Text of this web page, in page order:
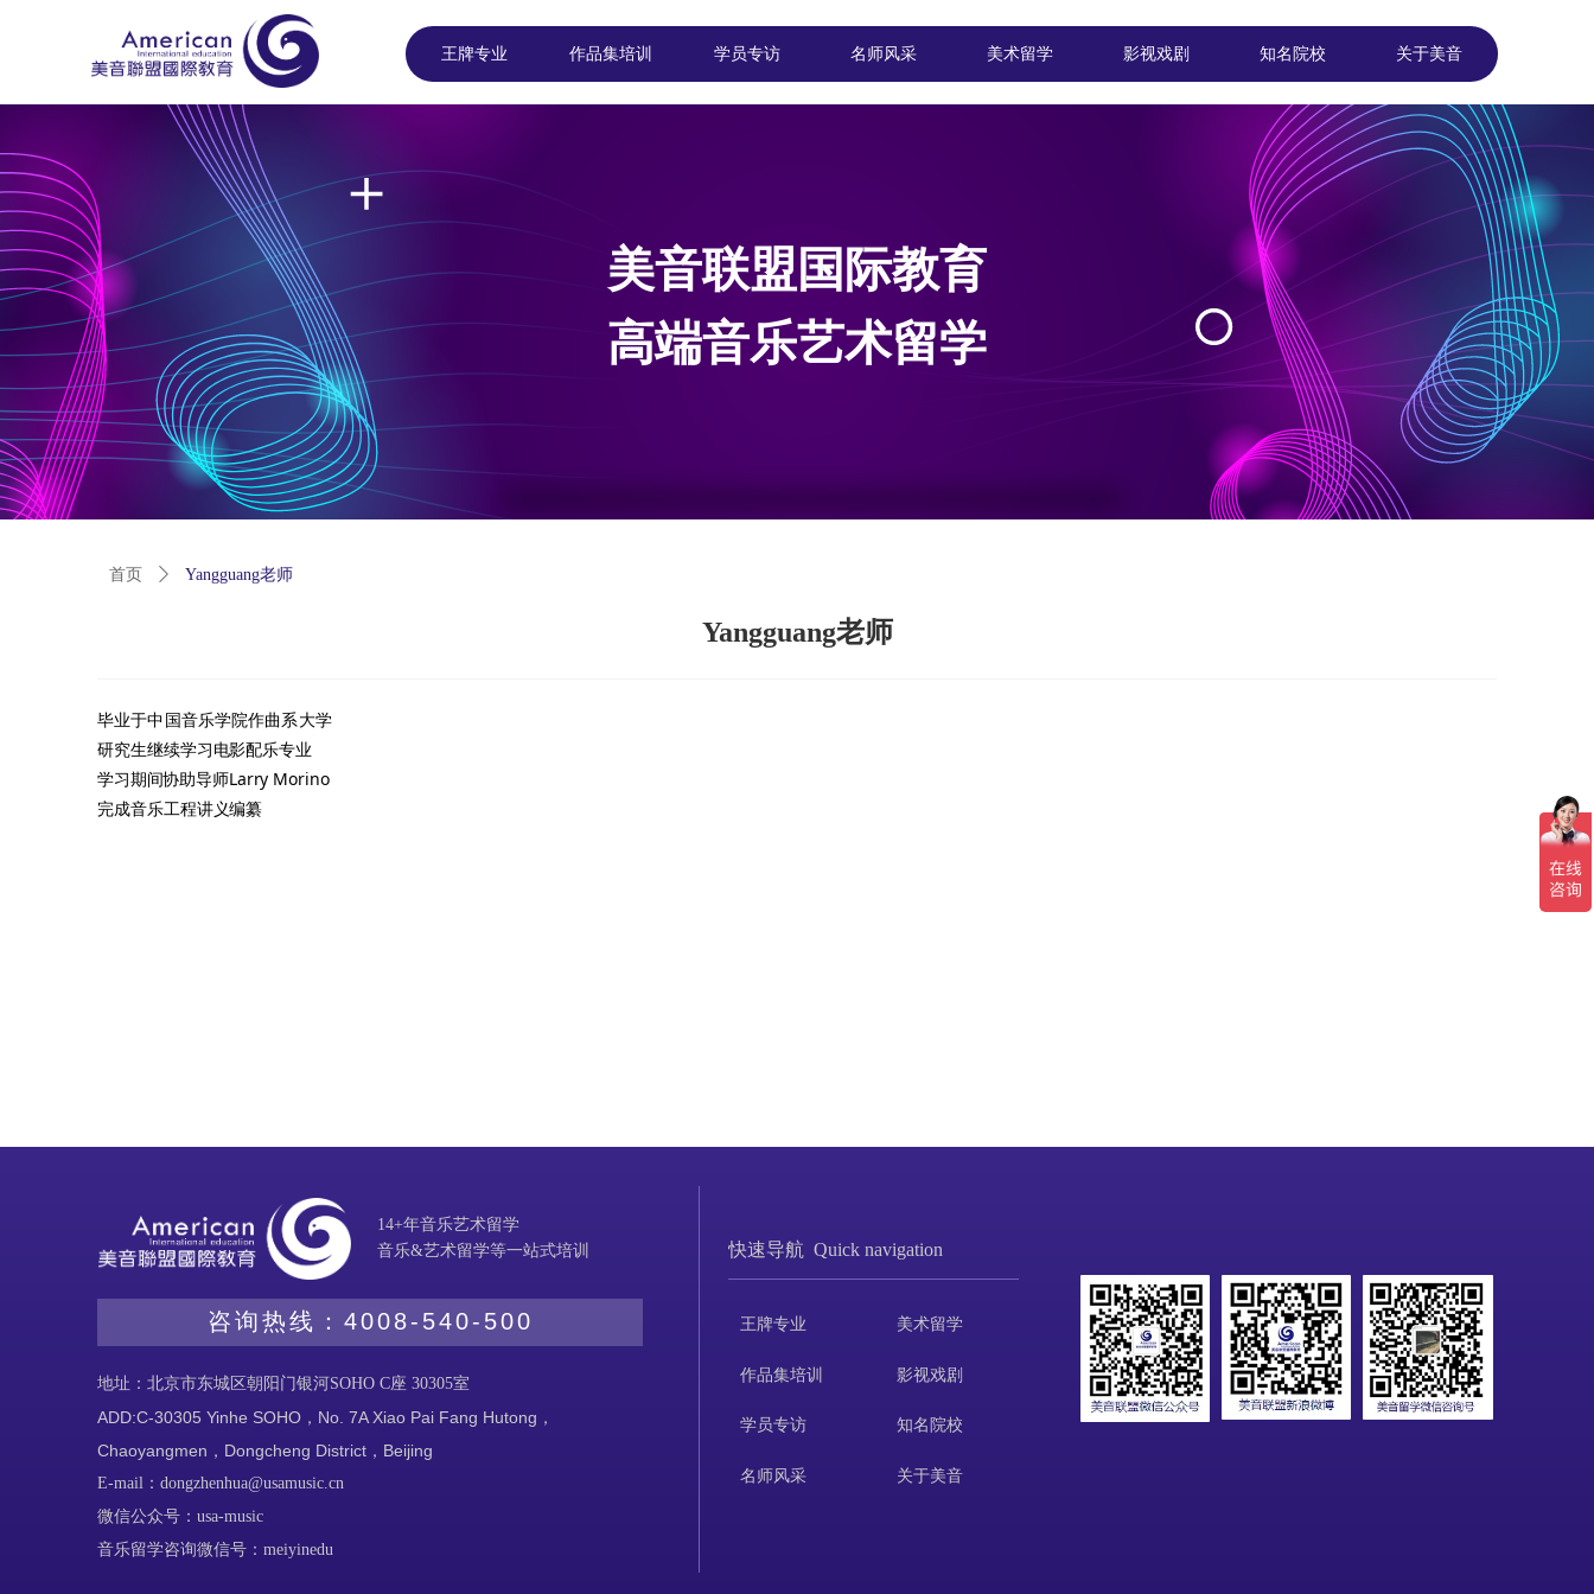
王牌专业
王牌专业
作品集培训
作品集培训
学员专访
学员专访
名师风采
名师风采
美术留学
美术留学
影视戏剧
影视戏剧
知名院校
知名院校
关于美音
关于美音
首页 ꄲ Yangguang老师
Yangguang老师
毕业于中国音乐学院作曲系大学
研究生继续学习电影配乐专业
学习期间协助导师Larry Morino
完成音乐工程讲义编纂
美音联盟国际教育
高端音乐艺术留学
14+年音乐艺术留学
音乐&艺术留学等一站式培训
咨询热线： 4008-540-500
地址：北京市东城区朝阳门银河SOHO C座 30305室
ADD:C-30305 Yinhe SOHO，No. 7A Xiao Pai Fang Hutong，
Chaoyangmen，Dongcheng District，Beijing
E-mail：dongzhenhua@usamusic.cn
微信公众号：usa-music
音乐留学咨询微信号：meiyinedu
快速导航 Quick navigation
王牌专业
作品集培训
学员专访
名师风采
美术留学
影视戏剧
知名院校
关于美音